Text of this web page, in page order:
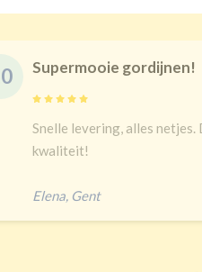
10 Prachtige
Na een lange
Jip,Amersfoort